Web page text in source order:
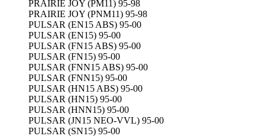
PRAIRIE JOY (PM11) 95-98
PRAIRIE JOY (PNM11) 95-98
PULSAR (EN15 ABS) 95-00
PULSAR (EN15) 95-00
PULSAR (FN15 ABS) 95-00
PULSAR (FN15) 95-00
PULSAR (FNN15 ABS) 95-00
PULSAR (FNN15) 95-00
PULSAR (HN15 ABS) 95-00
PULSAR (HN15) 95-00
PULSAR (HNN15) 95-00
PULSAR (JN15 NEO-VVL) 95-00
PULSAR (SN15) 95-00